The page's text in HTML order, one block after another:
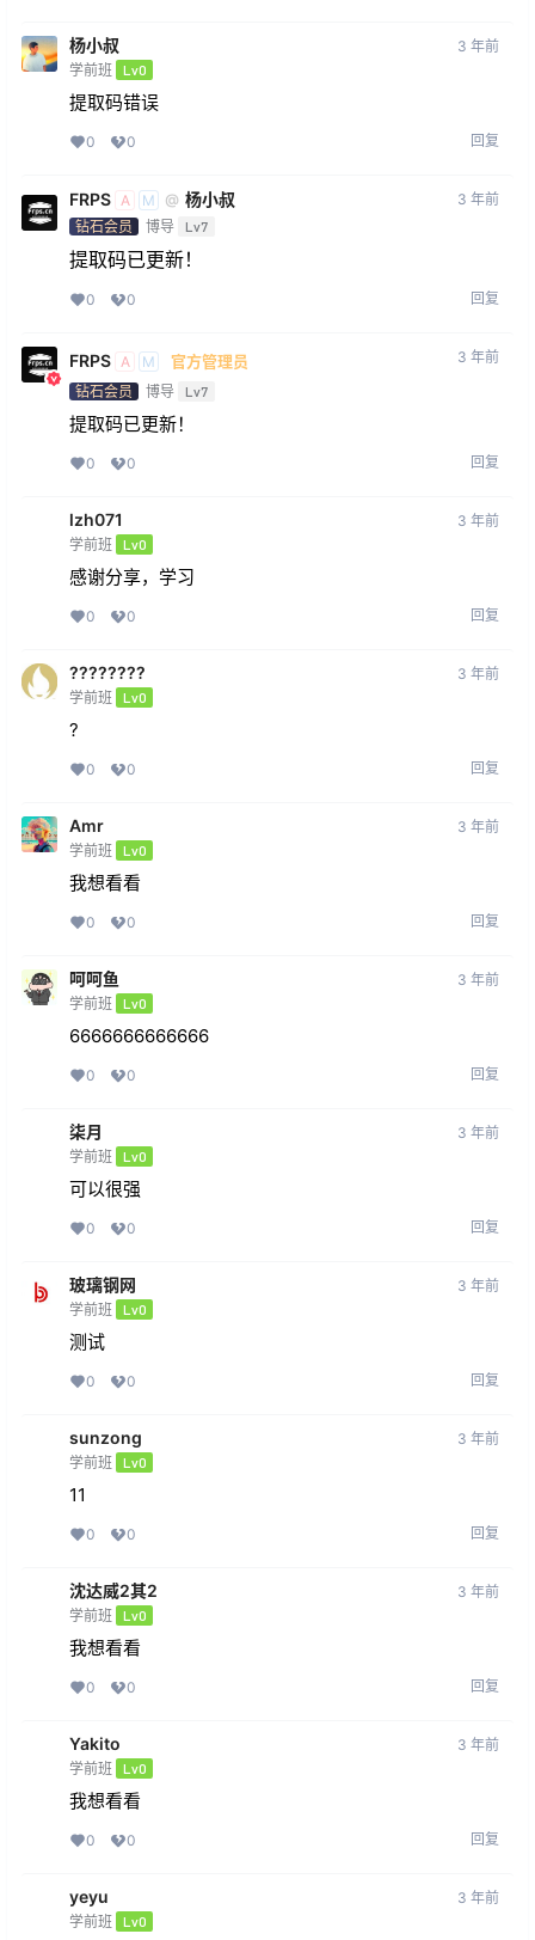
杨小叔
学前班 Lv0
3 年前
提取码错误
0 0 回复
FRPS A M @ 杨小叔
钻石会员 博导 Lv7
3 年前
提取码已更新！
0 0 回复
FRPS A M 官方管理员
钻石会员 博导 Lv7
3 年前
提取码已更新！
0 0 回复
lzh071
学前班 Lv0
3 年前
感谢分享，学习
0 0 回复
????????
学前班 Lv0
3 年前
?
0 0 回复
Amr
学前班 Lv0
3 年前
我想看看
0 0 回复
呵呵鱼
学前班 Lv0
3 年前
6666666666666
0 0 回复
柒月
学前班 Lv0
3 年前
可以很强
0 0 回复
玻璃钢网
学前班 Lv0
3 年前
测试
0 0 回复
sunzong
学前班 Lv0
3 年前
11
0 0 回复
沈达威2其2
学前班 Lv0
3 年前
我想看看
0 0 回复
Yakito
学前班 Lv0
3 年前
我想看看
0 0 回复
yeyu
学前班 Lv0
3 年前